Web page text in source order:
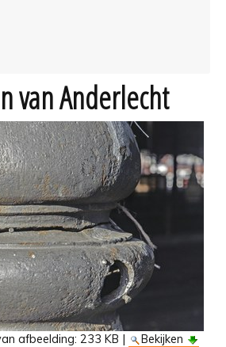
van Anderlecht
afbeelding: 233 KB |
Bekijken